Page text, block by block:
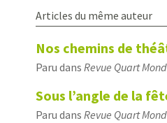
Articles du même auteur
Nos chemins de
Paru dans Revue Quart
Sous l’angle de la
Paru dans Revue Quart